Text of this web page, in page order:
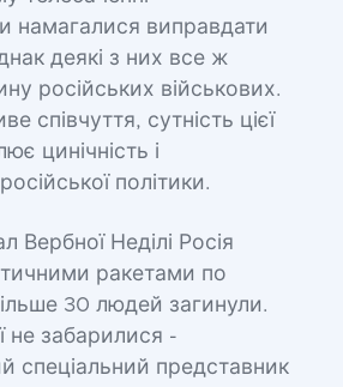
намагалися виправдати
деякі з них все ж
російських військових.
співчуття, сутність цієї
цинічність і
політики.
Вербної Неділі Росія
ракетами по
30 людей загинули.
не забарилися -
спеціальний представник